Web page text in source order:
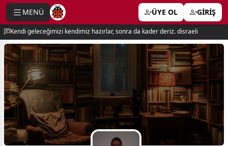
MENÜ ÜYE OL GİRİŞ
Kendi geleceğimizi kendimiz hazırlar, sonra da kader deriz. disraeli
menu